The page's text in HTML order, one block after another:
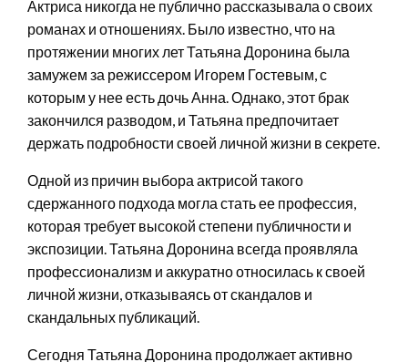
Актриса никогда не публично рассказывала о своих
романах и отношениях. Было известно, что на
протяжении многих лет Татьяна Доронина была
замужем за режиссером Игорем Гостевым, с
которым у нее есть дочь Анна. Однако, этот брак
закончился разводом, и Татьяна предпочитает
держать подробности своей личной жизни в секрете.
Одной из причин выбора актрисой такого
сдержанного подхода могла стать ее профессия,
которая требует высокой степени публичности и
экспозиции. Татьяна Доронина всегда проявляла
профессионализм и аккуратно относилась к своей
личной жизни, отказываясь от скандалов и
скандальных публикаций.
Сегодня Татьяна Доронина продолжает активно